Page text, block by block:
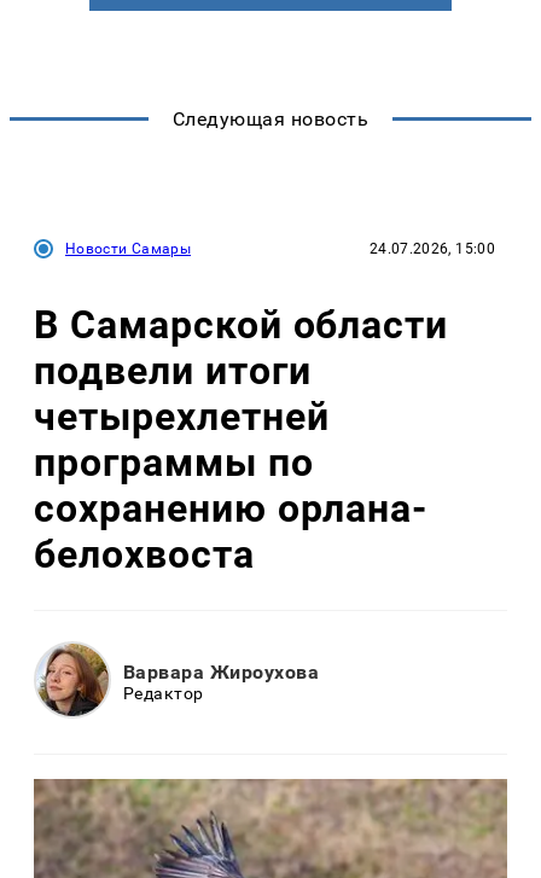
Следующая новость
Новости Самары 24.07.2026, 15:00
В Самарской области
подвели итоги
четырехлетней
программы по
сохранению орлана-
белохвоста
Варвара Жироухова
Редактор